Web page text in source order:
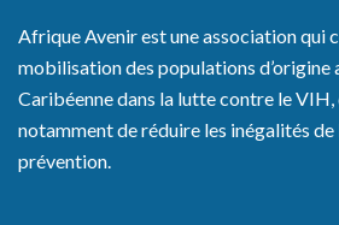
Afrique Avenir est une association qui
mobilisation des populations d’origine
Caribéenne dans la lutte contre le VIH,
notamment de réduire les inégalités de
prévention.